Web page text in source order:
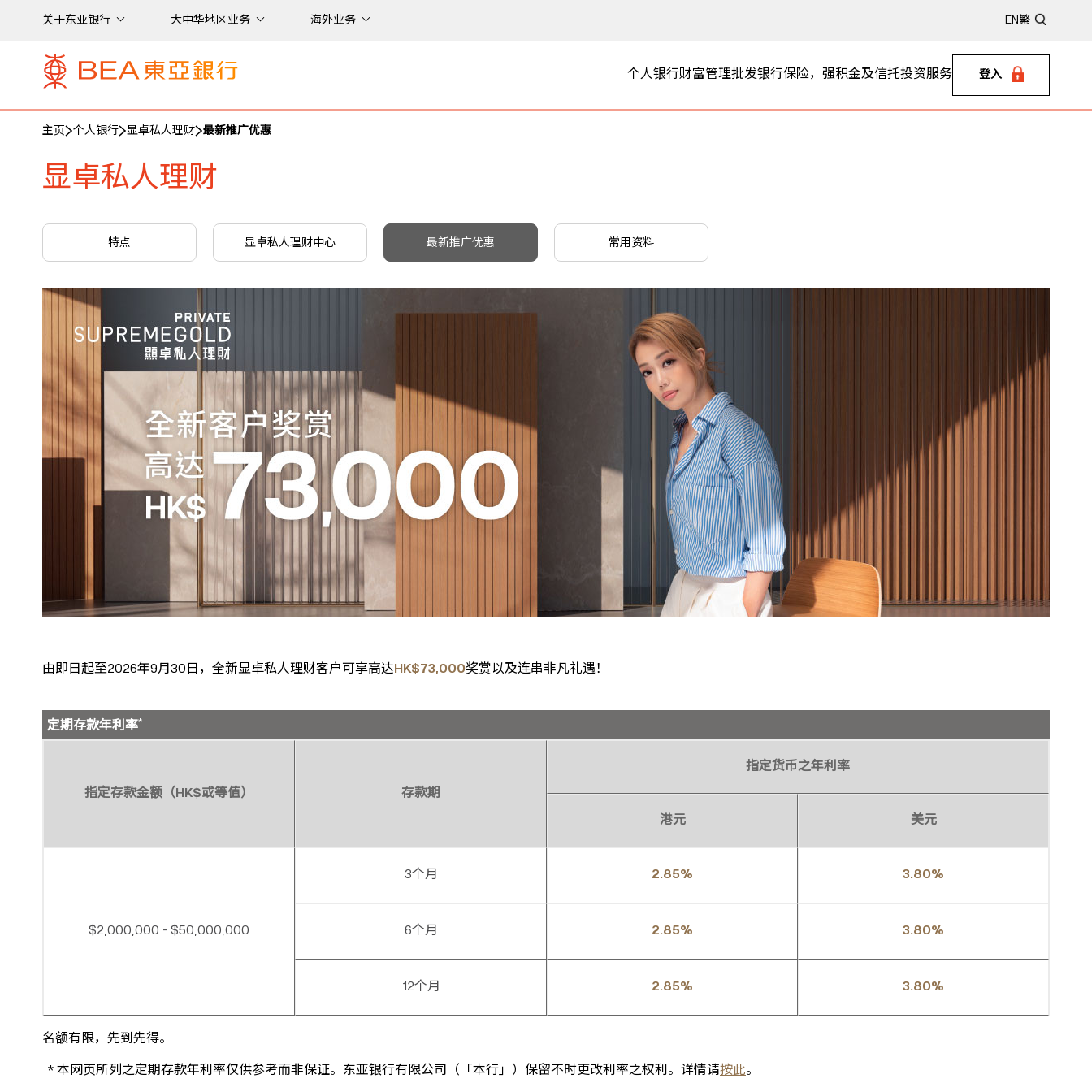
关于东亚银行 大中华地区业务 海外业务 EN 繁
个人银行财富管理批发银行保险，强积金及信托投资服务 登入
主页 个人银行 显卓私人理财 最新推广优惠
显卓私人理财
特点 显卓私人理财中心 最新推广优惠 常用资料
由即日起至2026年9月30日，全新显卓私人理财客户可享高达 HK$73,000奖赏以及连串非凡礼遇！
定期存款年利率*
指定存款金额（HK$或等值） 存款期
指定货币之年利率
港元 美元
$2,000,000 - $50,000,000
3个月 2.85% 3.80%
6个月 2.85% 3.80%
12个月 2.85% 3.80%
名额有限，先到先得。
* 本网页所列之定期存款年利率仅供参考而非保证。东亚银行有限公司（「本行」）保留不时更改利率之权利。详情请按此。